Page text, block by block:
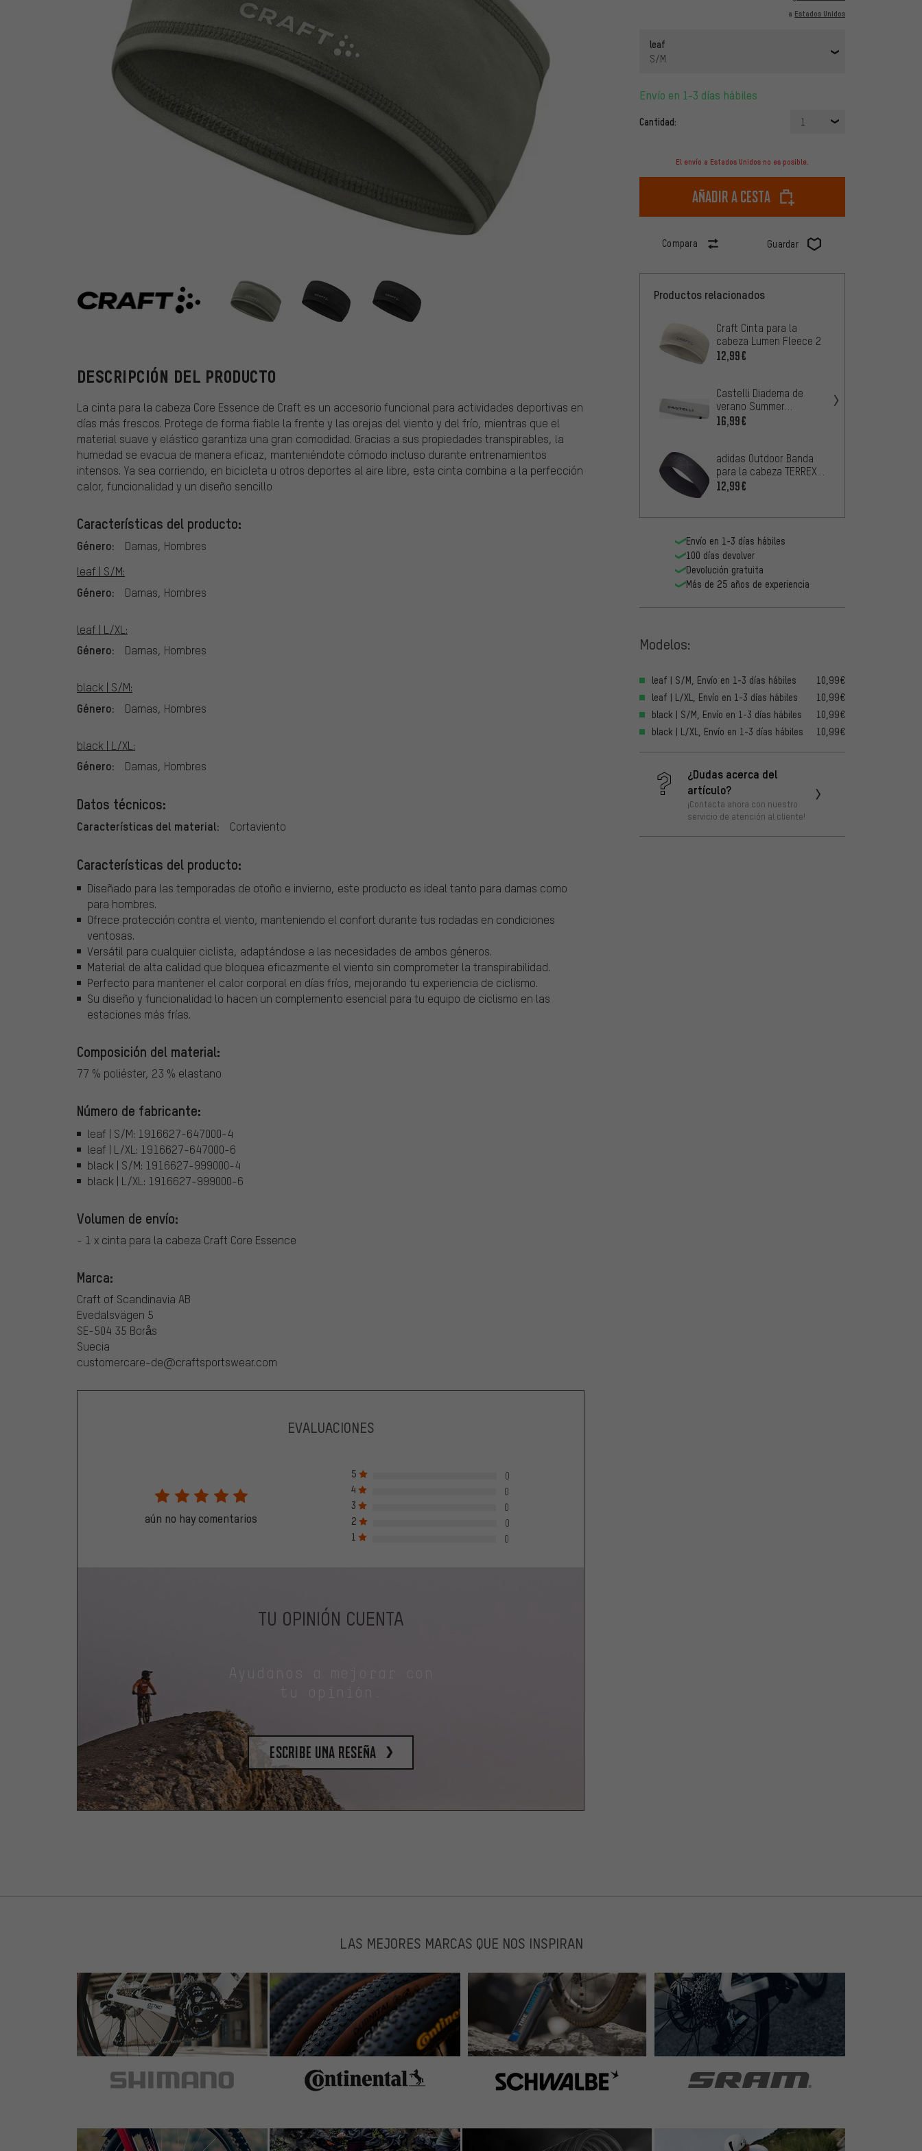
a Estados Unidos
leaf
S/M
Envío en 1-3 días hábiles
Cantidad: 1
El envío a Estados Unidos no es posible.
Añadir a cesta
Compara Guardar
Craft
DESCRIPCIÓN DEL PRODUCTO
La cinta para la cabeza Core Essence de Craft es un accesorio funcional para actividades deportivas en
días más frescos. Protege de forma fiable la frente y las orejas del viento y del frío, mientras que el
material suave y elástico garantiza una gran comodidad. Gracias a sus propiedades transpirables, la
humedad se evacua de manera eficaz, manteniéndote cómodo incluso durante entrenamientos
intensos. Ya sea corriendo, en bicicleta u otros deportes al aire libre, esta cinta combina a la perfección
calor, funcionalidad y un diseño sencillo
Características del producto:
Género:
Damas, Hombres
leaf | S/M:
Género: Damas, Hombres
leaf | L/XL:
Género: Damas, Hombres
black | S/M:
Género: Damas, Hombres
black | L/XL:
Género: Damas, Hombres
Datos técnicos:
Características del material: Cortaviento
Características del producto:
Diseñado para las temporadas de otoño e invierno, este producto es ideal tanto para damas como
para hombres.
Ofrece protección contra el viento, manteniendo el confort durante tus rodadas en condiciones
ventosas.
Versátil para cualquier ciclista, adaptándose a las necesidades de ambos géneros.
Material de alta calidad que bloquea eficazmente el viento sin comprometer la transpirabilidad.
Perfecto para mantener el calor corporal en días fríos, mejorando tu experiencia de ciclismo.
Su diseño y funcionalidad lo hacen un complemento esencial para tu equipo de ciclismo en las
estaciones más frías.
Composición del material:
77 % poliéster, 23 % elastano
Número de fabricante:
leaf | S/M: 1916627-647000-4
leaf | L/XL: 1916627-647000-6
black | S/M: 1916627-999000-4
black | L/XL: 1916627-999000-6
Volumen de envío:
- 1 x cinta para la cabeza Craft Core Essence
Marca:
Craft of Scandinavia AB
Evedalsvägen 5
SE-504 35 Borås
Suecia
customercare-de@craftsportswear.com
Productos relacionados
Craft Cinta para la
cabeza Lumen Fleece 2
12,99€
Castelli Diadema de
verano Summer
Headband
16,99€
adidas Outdoor Banda
para la cabeza TERREX
Climacool
12,99€
Envío en 1-3 días hábiles
100 días devolver
Devolución gratuita
Más de 25 años de experiencia
Modelos:
leaf | S/M, Envío en 1-3 días hábiles
10,99€
leaf | L/XL, Envío en 1-3 días hábiles
10,99€
black | S/M, Envío en 1-3 días hábiles
10,99€
black | L/XL, Envío en 1-3 días hábiles
10,99€
¿Dudas acerca del
artículo?
¡Contacta ahora con nuestro
servicio de atención al cliente!
EVALUACIONES
aún no hay comentarios
5
0
4
0
3
0
2
0
1
0
TU OPINIÓN CUENTA
tu opinión.
escribe una reseña
LAS MEJORES MARCAS QUE NOS INSPIRAN